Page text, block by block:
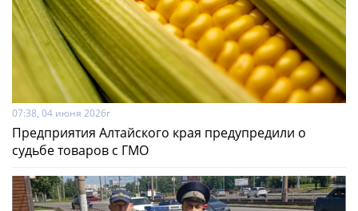
07:38, 04 июня 2026г
Предприятия Алтайского края предупредили о
судьбе товаров с ГМО